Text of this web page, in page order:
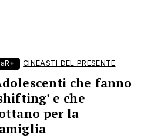
CINEASTI DEL PRESENTE
che fanno
e che
per la